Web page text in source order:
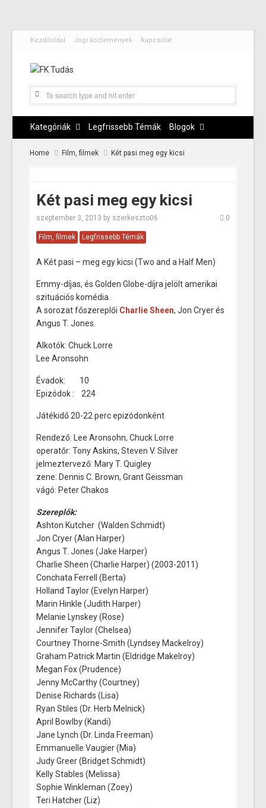
Kezdőoldal Jogi közlemények Kapcsolat
Kategóriák Legfrissebb Témák Blogok
Home Film, filmek Két pasi meg egy kicsi
Két pasi meg egy kicsi
szeptember 3, 2013 by szerkeszto06 0
Film, filmek Legfrissebb Témák
A Két pasi – meg egy kicsi (Two and a Half Men)
Emmy-díjas, és Golden Globe-díjra jelölt amerikai
szituációs komédia.
A sorozat főszereplői Charlie Sheen, Jon Cryer és
Angus T. Jones.
Alkotók: Chuck Lorre
Lee Aronsohn
Évadok: 10
Epizódok : 224
Játékidő 20-22 perc epizódonként
Rendező: Lee Aronsohn, Chuck Lorre
operatőr: Tony Askins, Steven V. Silver
jelmeztervező: Mary T. Quigley
zene: Dennis C. Brown, Grant Geissman
vágó: Peter Chakos
Szereplők:
Ashton Kutcher (Walden Schmidt)
Jon Cryer (Alan Harper)
Angus T. Jones (Jake Harper)
Charlie Sheen (Charlie Harper) (2003-2011)
Conchata Ferrell (Berta)
Holland Taylor (Evelyn Harper)
Marin Hinkle (Judith Harper)
Melanie Lynskey (Rose)
Jennifer Taylor (Chelsea)
Courtney Thorne-Smith (Lyndsey Mackelroy)
Graham Patrick Martin (Eldridge Makelroy)
Megan Fox (Prudence)
Jenny McCarthy (Courtney)
Denise Richards (Lisa)
Ryan Stiles (Dr. Herb Melnick)
April Bowlby (Kandi)
Jane Lynch (Dr. Linda Freeman)
Emmanuelle Vaugier (Mia)
Judy Greer (Bridget Schmidt)
Kelly Stables (Melissa)
Sophie Winkleman (Zoey)
Teri Hatcher (Liz)